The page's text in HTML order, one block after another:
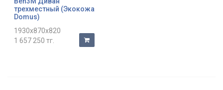
трехместный (Экокожа
Domus)
1930x870x820
1 657 250 тг.